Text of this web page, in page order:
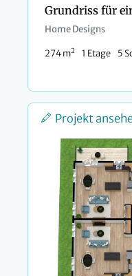
Home Designs
274 m2 1 Etage 5
Projekt